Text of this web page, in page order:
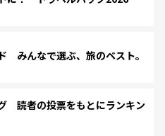
みんなで選ぶ、旅のベスト。
読者の投票をもとにランキン